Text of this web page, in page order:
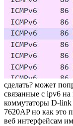
сделать? может
связанные с ipv6 на
коммутаторы D-link
7620AP но как это
веб интерфейсам